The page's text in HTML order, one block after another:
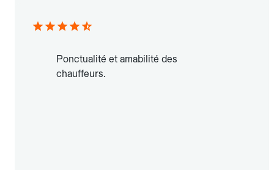
Ponctualité et amabilité des
chauffeurs.